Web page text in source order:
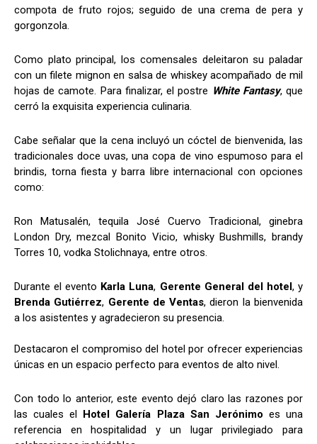
compota de fruto rojos; seguido de una crema de pera y
gorgonzola.
Como plato principal, los comensales deleitaron su paladar
con un filete mignon en salsa de whiskey acompañado de mil
hojas de camote. Para finalizar, el postre White Fantasy, que
cerró la exquisita experiencia culinaria.
Cabe señalar que la cena incluyó un cóctel de bienvenida, las
tradicionales doce uvas, una copa de vino espumoso para el
brindis, torna fiesta y barra libre internacional con opciones
como:
Ron Matusalén, tequila José Cuervo Tradicional, ginebra
London Dry, mezcal Bonito Vicio, whisky Bushmills, brandy
Torres 10, vodka Stolichnaya, entre otros.
Durante el evento Karla Luna, Gerente General del hotel, y
Brenda Gutiérrez, Gerente de Ventas, dieron la bienvenida
a los asistentes y agradecieron su presencia.
Destacaron el compromiso del hotel por ofrecer experiencias
únicas en un espacio perfecto para eventos de alto nivel.
Con todo lo anterior, este evento dejó claro las razones por
las cuales el Hotel Galería Plaza San Jerónimo es una
referencia en hospitalidad y un lugar privilegiado para